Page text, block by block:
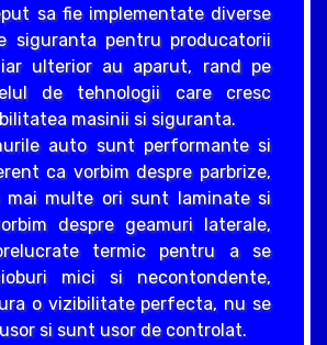
sa fie implementate diverse
siguranta pentru producatorii
ulterior au aparut, rand pe
de tehnologii care cresc
masinii si siguranta.
auto sunt performante si
ca vorbim despre parbrize,
mai multe ori sunt laminate si
despre geamuri laterale,
termic pentru a se
mici si necontondente,
o vizibilitate perfecta, nu se
si sunt usor de controlat.